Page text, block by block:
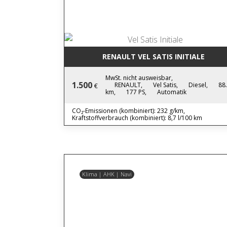
RENAULT VEL SATIS INITIALE
1.500 €
MwSt. nicht ausweisbar,
RENAULT,
Vel Satis, Diesel,
km,
177 PS, Automatik
CO₂-Emissionen (kombiniert): 232 g/km,
Kraftstoffverbrauch (kombiniert): 8,7 l/100 km
Klima | AHK | Navi